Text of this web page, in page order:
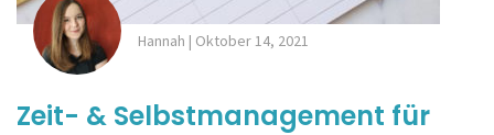
Hannah | Oktober 14, 2021
Zeit- & Selbstmanagement für